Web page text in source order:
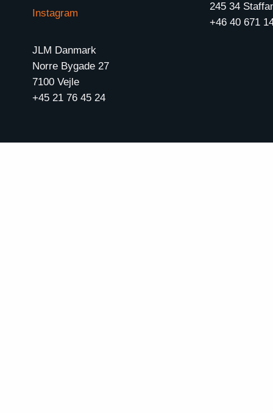
Instagram
245 34
+46 40 671
JLM Danmark
Norre Bygade 27
7100 Vejle
+45 21 76 45 24